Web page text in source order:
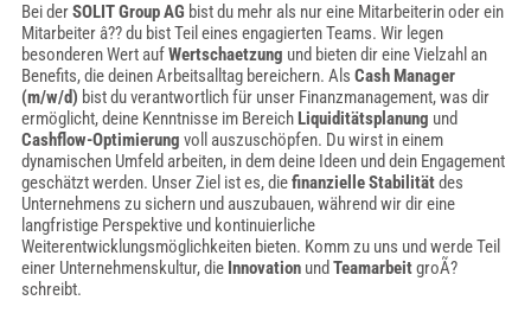
Bei derSOLIT Group AG bist du mehr als nur eine Mitarbeiterin oder ein
Mitarbeiter â?? du bist Teil eines engagierten Teams. Wir legen
besonderen Wert aufWertschaetzung und bieten dir eine Vielzahl an
Benefits, die deinen Arbeitsalltag bereichern. Als Cash Manager
(m/w/d) bist du verantwortlich für unser Finanzmanagement, was dir
ermöglicht, deine Kenntnisse im BereichLiquiditätsplanung und
Cashflow-Optimierung voll auszuschöpfen. Du wirst in einem
dynamischen Umfeld arbeiten, in dem deine Ideen und dein Engagement
geschätzt werden. Unser Ziel ist es, diefinanzielle Stabilitätdes
Unternehmens zu sichern und auszubauen, während wir dir eine
langfristige Perspektive und kontinuierliche
Weiterentwicklungsmöglichkeiten bieten. Komm zu uns und werde Teil
einer Unternehmenskultur, die Innovationund TeamarbeitgroÃ?
schreibt.